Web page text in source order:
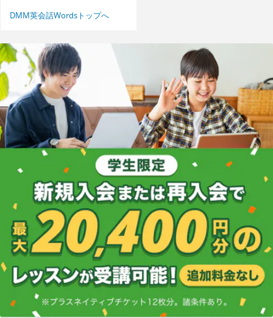
DMM英会話Wordsトップへ